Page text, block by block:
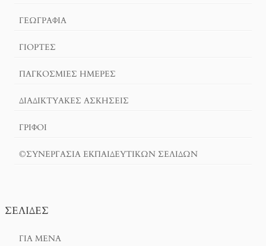
ΓΕΩΓΡΑΦΊΑ
ΓΙΟΡΤΈΣ
ΠΑΓΚΟΣΜΙΕΣ ΗΜΕΡΕΣ
ΔΙΑΔΙΚΤΥΑΚΈΣ ΑΣΚΉΣΕΙΣ
ΓΡΙΦΟΙ
©ΣΥΝΕΡΓΑΣΙΑ ΕΚΠΑΙΔΕΥΤΙΚΩΝ ΣΕΛΙΔΩΝ
ΣΕΛΊΔΕΣ
ΓΙΑ ΜΕΝΑ